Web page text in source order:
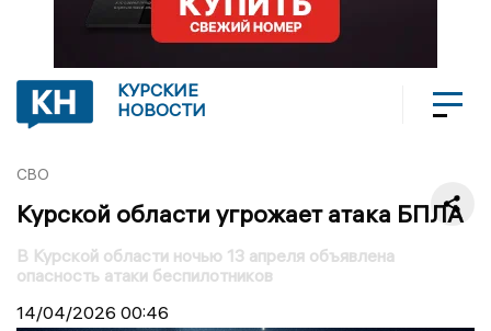
КУРСКИЕ
НОВОСТИ
СВО
Курской области угрожает атака БПЛА
В Курской области ночью 13 апреля объявлена
опасность атаки беспилотников
14/04/2026 00:46